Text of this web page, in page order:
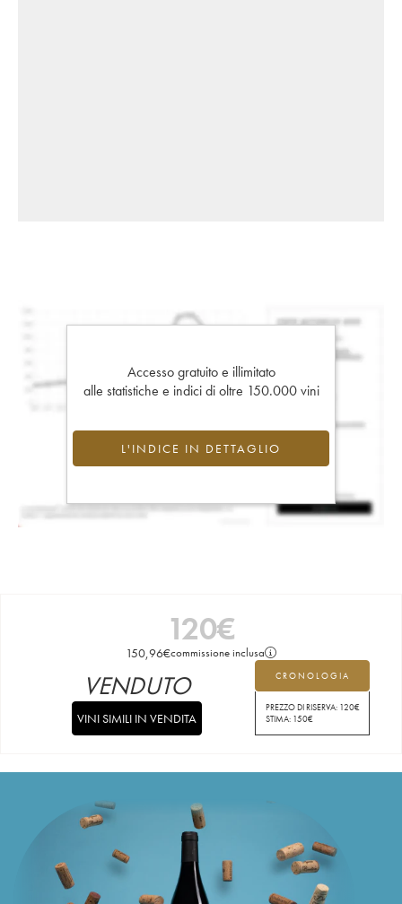
Accesso gratuito e illimitato
alle statistiche e indici di oltre 150.000 vini
L'INDICE IN DETTAGLIO
120€
150,96€commissione inclusa
CRONOLOGIA
PREZZO DI RISERVA: 120€
STIMA: 150€
VENDUTO
VINI SIMILI IN VENDITA